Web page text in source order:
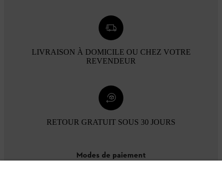
LIVRAISON À DOMICILE OU CHEZ VOTRE
REVENDEUR
RETOUR GRATUIT SOUS 30 JOURS
Modes de paiement